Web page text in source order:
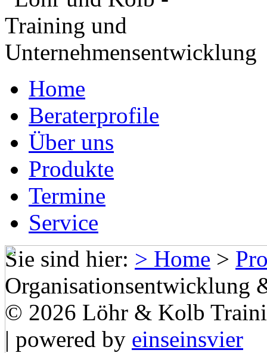
Home
Beraterprofile
Über uns
Produkte
Termine
Service
Sie sind hier: > Home >
Organisationsentwicklung
© 2026 Löhr & Kolb
| powered by einseinsvier